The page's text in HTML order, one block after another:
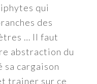
qui
des
… Il faut
abstraction du
sa cargaison
trainer sur ce